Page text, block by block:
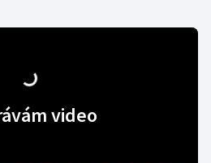
video